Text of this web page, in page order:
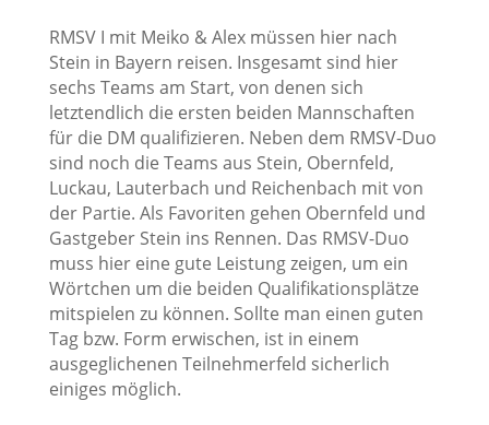
RMSV I mit Meiko & Alex müssen hier nach
Stein in Bayern reisen. Insgesamt sind hier
sechs Teams am Start, von denen sich
letztendlich die ersten beiden Mannschaften
für die DM qualifizieren. Neben dem RMSV-Duo
sind noch die Teams aus Stein, Obernfeld,
Luckau, Lauterbach und Reichenbach mit von
der Partie. Als Favoriten gehen Obernfeld und
Gastgeber Stein ins Rennen. Das RMSV-Duo
muss hier eine gute Leistung zeigen, um ein
Wörtchen um die beiden Qualifikationsplätze
mitspielen zu können. Sollte man einen guten
Tag bzw. Form erwischen, ist in einem
ausgeglichenen Teilnehmerfeld sicherlich
einiges möglich.